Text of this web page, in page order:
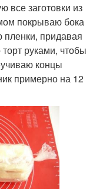
все заготовки из
покрываю бока
придавая
руками, чтобы
концы
примерно на 12